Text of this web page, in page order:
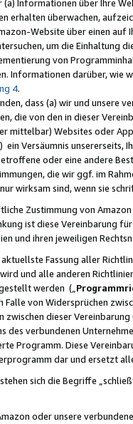
(a) Informationen über Ihre
erhalten überwachen,
Website über einen
um die Einhaltung
von
Informationen darüber, wie
4.
dass (a) wir und
die von den in dieser
mittelbar) Websites oder
Versäumnis unsererseits,
oder eine andere
die wir ggf. im
wirksam sind, wenn sie
Zustimmung von
ist diese Vereinbarung
und ihren jeweiligen
Fassung aller
und alle anderen
werden („
Falle von Widersprüchen
dieser
des verbundenen
Programm. Diese
dar und ersetzt
sich die Begriffe
oder unsere